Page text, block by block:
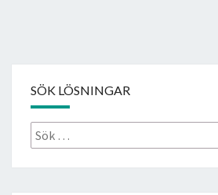
SÖK LÖSNINGAR
Sök
efter: